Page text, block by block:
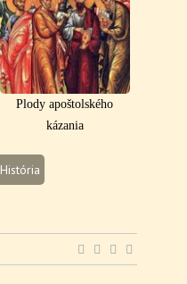
Plody apoštolského
kázania
História